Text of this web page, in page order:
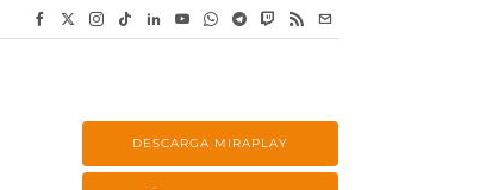
DESCARGA MIRAPLAY